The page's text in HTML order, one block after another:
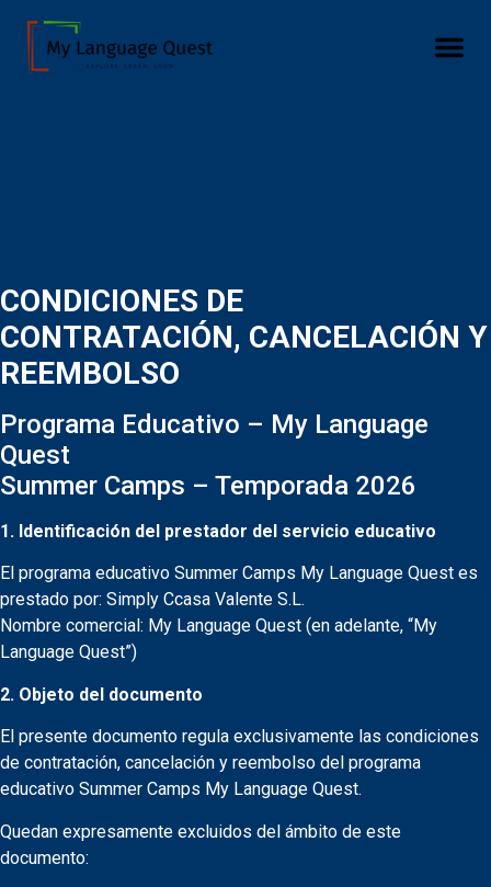
CONDICIONES DE
CONTRATACIÓN, CANCELACIÓN Y
REEMBOLSO
Programa Educativo – My Language
Quest
Summer Camps – Temporada 2026
1. Identificación del prestador del servicio educativo
El programa educativo Summer Camps My Language Quest es
prestado por: Simply Ccasa Valente S.L.
Nombre comercial: My Language Quest (en adelante, “My
Language Quest”)
2. Objeto del documento
El presente documento regula exclusivamente las condiciones
de contratación, cancelación y reembolso del programa
educativo Summer Camps My Language Quest.
Quedan expresamente excluidos del ámbito de este
documento: